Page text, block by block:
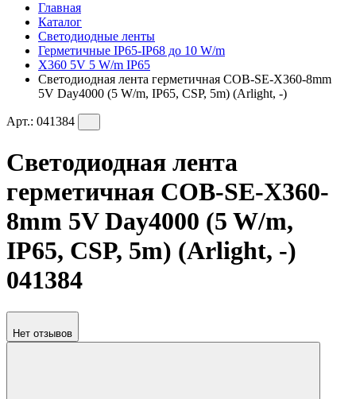
Главная
Каталог
Светодиодные ленты
Герметичные IP65-IP68 до 10 W/m
X360 5V 5 W/m IP65
Светодиодная лента герметичная COB-SE-X360-8mm
5V Day4000 (5 W/m, IP65, CSP, 5m) (Arlight, -)
Арт.: 041384
Светодиодная лента
герметичная COB-SE-X360-
8mm 5V Day4000 (5 W/m,
IP65, CSP, 5m) (Arlight, -)
041384
Нет отзывов